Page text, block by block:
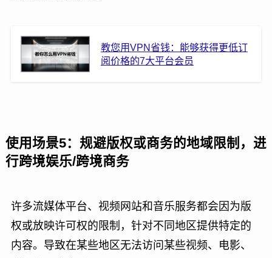
教您用VPN省钱：能够获得更低订
阅价格的7大平台会员
使用场景5：规避版权或商务的地域限制，进
行跨境娱乐/跨境商务
许多流媒体平台、视频网站和音乐服务都会因为版
权或放映许可权的限制，针对不同地区提供特定的
内容。导致在某些地区无法访问某些视频、电影、